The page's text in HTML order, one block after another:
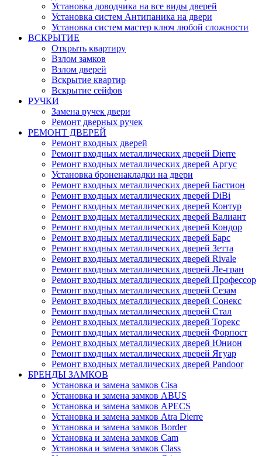
Установка доводчика на все виды дверей
Установка систем Антипаника на двери
Установка систем мастер ключ любой сложности
ВСКРЫТИЕ
Открыть квартиру
Взлом замков
Взлом дверей
Вскрытие квартир
Вскрытие сейфов
РУЧКИ
Замена ручек двери
Ремонт дверных ручек
РЕМОНТ ДВЕРЕЙ
Ремонт входных дверей
Ремонт входных металлических дверей Dierre
Ремонт входных металлических дверей Аргус
Установка броненакладки на двери
Ремонт входных металлических дверей Бастион
Ремонт входных металлических дверей DiBi
Ремонт входных металлических дверей Контур
Ремонт входных металлических дверей Валиант
Ремонт входных металлических дверей Кондор
Ремонт входных металлических дверей Барс
Ремонт входных металлических дверей Зетта
Ремонт входных металлических дверей Rivale
Ремонт входных металлических дверей Ле-гран
Ремонт входных металлических дверей Профессор
Ремонт входных металлических дверей Сезам
Ремонт входных металлических дверей Сонекс
Ремонт входных металлических дверей Стал
Ремонт входных металлических дверей Торекс
Ремонт входных металлических дверей Форпост
Ремонт входных металлических дверей Юнион
Ремонт входных металлических дверей Ягуар
Ремонт входных металлических дверей Pandoor
БРЕНДЫ ЗАМКОВ
Установка и замена замков Cisa
Установка и замена замков ABUS
Установка и замена замков APECS
Установка и замена замков Atra Dierre
Установка и замена замков Border
Установка и замена замков Cam
Установка и замена замков Class